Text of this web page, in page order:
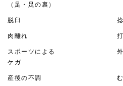
（足・足の裏）
脱臼
肉離れ
スポーツによる
ケガ
産後の不調